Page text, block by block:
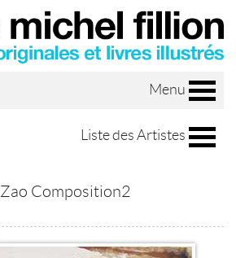
Menu
Liste des Artistes
Zao Composition2